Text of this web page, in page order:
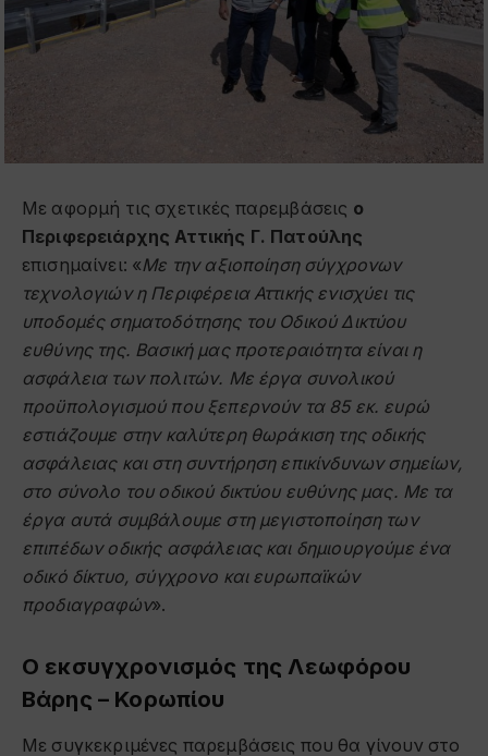
Με αφορμή τις σχετικές παρεμβάσεις ο
Περιφερειάρχης Αττικής Γ. Πατούλης
επισημαίνει: «Με την αξιοποίηση σύγχρονων
τεχνολογιών η Περιφέρεια Αττικής ενισχύει τις
υποδομές σηματοδότησης του Οδικού Δικτύου
ευθύνης της. Βασική μας προτεραιότητα είναι η
ασφάλεια των πολιτών. Με έργα συνολικού
προϋπολογισμού που ξεπερνούν τα 85 εκ. ευρώ
εστιάζουμε στην καλύτερη θωράκιση της οδικής
ασφάλειας και στη συντήρηση επικίνδυνων σημείων,
στο σύνολο του οδικού δικτύου ευθύνης μας. Με τα
έργα αυτά συμβάλουμε στη μεγιστοποίηση των
επιπέδων οδικής ασφάλειας και δημιουργούμε ένα
οδικό δίκτυο, σύγχρονο και ευρωπαϊκών
προδιαγραφών».
Ο εκσυγχρονισμός της Λεωφόρου
Βάρης – Κορωπίου
Με συγκεκριμένες παρεμβάσεις που θα γίνουν στο